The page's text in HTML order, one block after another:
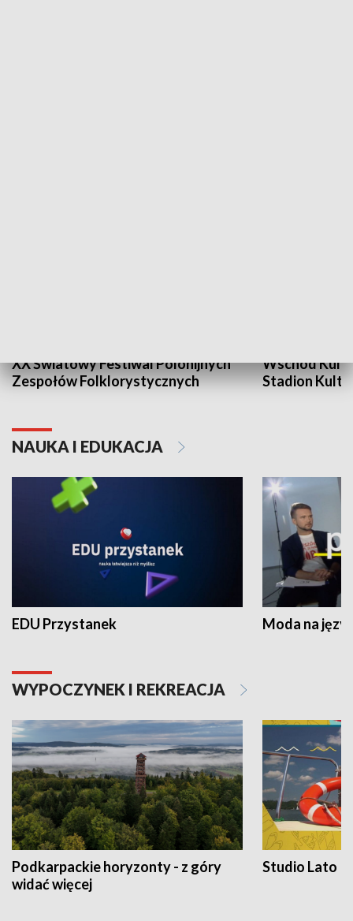
XX Światowy Festiwal Polonijnych
Zespołów Folklorystycznych
Wschód
Stadion
NAUKA I EDUKACJA
EDU Przystanek Moda na
WYPOCZYNEK I REKREACJA
Podkarpackie horyzonty - z góry
widać więcej
Studio Lato